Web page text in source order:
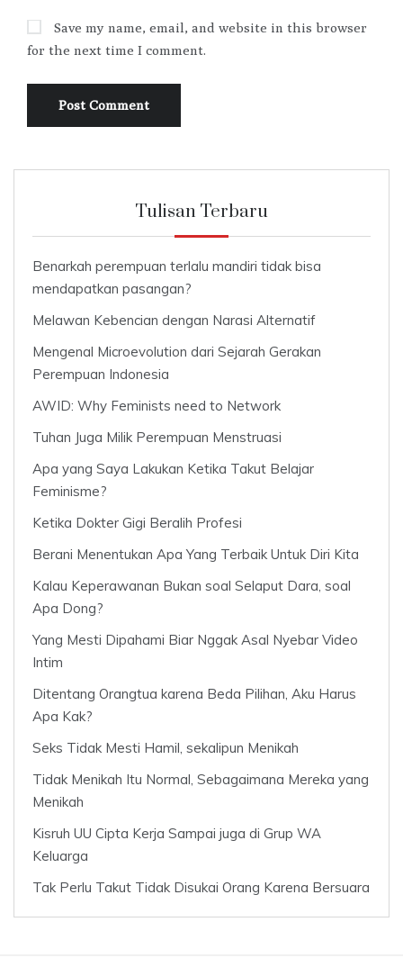
Save my name, email, and website in this browser
for the next time I comment.
Tulisan Terbaru
Benarkah perempuan terlalu mandiri tidak bisa
mendapatkan pasangan?
Melawan Kebencian dengan Narasi Alternatif
Mengenal Microevolution dari Sejarah Gerakan
Perempuan Indonesia
AWID: Why Feminists need to Network
Tuhan Juga Milik Perempuan Menstruasi
Apa yang Saya Lakukan Ketika Takut Belajar
Feminisme?
Ketika Dokter Gigi Beralih Profesi
Berani Menentukan Apa Yang Terbaik Untuk Diri Kita
Kalau Keperawanan Bukan soal Selaput Dara, soal
Apa Dong?
Yang Mesti Dipahami Biar Nggak Asal Nyebar Video
Intim
Ditentang Orangtua karena Beda Pilihan, Aku Harus
Apa Kak?
Seks Tidak Mesti Hamil, sekalipun Menikah
Tidak Menikah Itu Normal, Sebagaimana Mereka yang
Menikah
Kisruh UU Cipta Kerja Sampai juga di Grup WA
Keluarga
Tak Perlu Takut Tidak Disukai Orang Karena Bersuara